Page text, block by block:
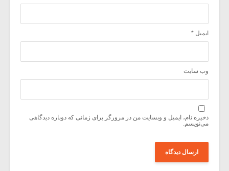
ایمیل *
وب‌ سایت
ذخیره نام، ایمیل و وبسایت من در مرورگر برای زمانی که دوباره دیدگاهی
می‌نویسم.